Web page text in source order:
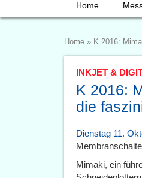
Home
Home » K 2016:
INKJET &
K 2016:
die
Dienstag 11.
Mimaki, ein